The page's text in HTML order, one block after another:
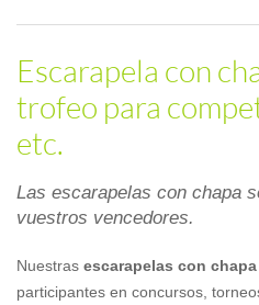
Escarapela con
trofeo para
etc.
Las escarapelas con chapa
vuestros vencedores.
Nuestras escarapelas con chapa
participantes en concursos,